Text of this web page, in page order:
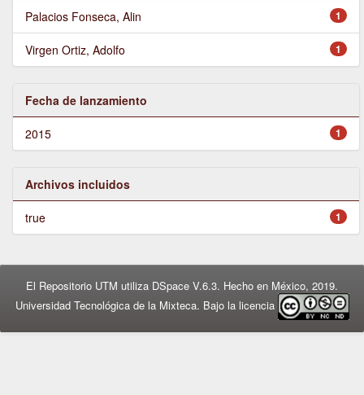
1
Palacios Fonseca, Alin
1
Virgen Ortiz, Adolfo
Fecha de lanzamiento
1
2015
Archivos incluidos
1
true
El Repositorio UTM utiliza DSpace V.6.3. Hecho en México, 2019.
Universidad Tecnológica de la Mixteca. Bajo la licencia